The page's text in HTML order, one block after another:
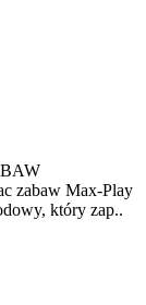
zabaw Max-Play
który zap..